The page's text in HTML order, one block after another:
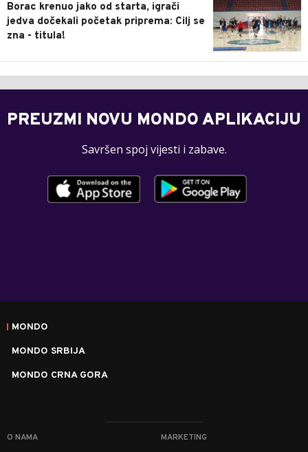
Borac krenuo jako od starta, igrači
jedva dočekali početak priprema: Cilj se
zna - titula!
PREUZMI NOVU MONDO APLIKACIJU
Savršen spoj vijesti i zabave.
MONDO
MONDO SRBIJA
MONDO CRNA GORA
O NAMA MARKETING